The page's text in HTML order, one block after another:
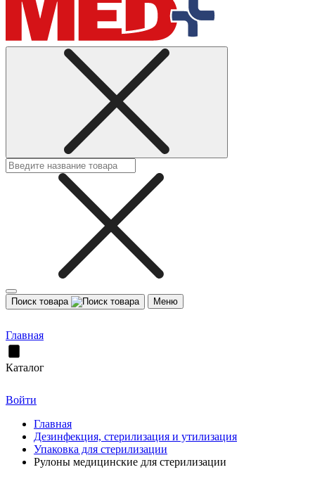
Поиск товара Меню
Главная
Каталог
Войти
Главная
Дезинфекция, стерилизация и утилизация
Упаковка для стерилизации
Рулоны медицинские для стерилизации